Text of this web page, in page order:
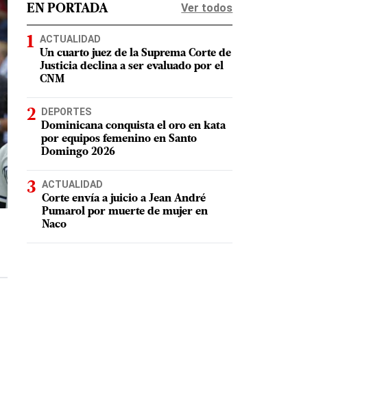
EN PORTADA Ver todos
ACTUALIDAD
Un cuarto juez de la Suprema Corte de
Justicia declina a ser evaluado por el
CNM
DEPORTES
Dominicana conquista el oro en kata
por equipos femenino en Santo
Domingo 2026
ACTUALIDAD
Corte envía a juicio a Jean André
Pumarol por muerte de mujer en
Naco